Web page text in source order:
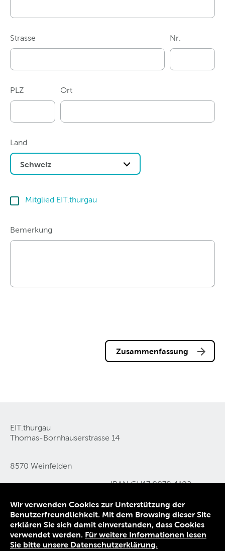
Strasse Nr.
PLZ Ort
Land
Schweiz
Mitglied EIT.thurgau
Bemerkung
Zusammenfassung
EIT.thurgau
Thomas-Bornhauserstrasse 14
8570 Weinfelden
IBAN CH17 0078 4102
E-Mailinfo@eit-thurgau
Kontakt
Datenschutz
Impressum
Wir verwenden Cookies zur Unterstützung der
Benutzerfreundlichkeit. Mit dem Browsing dieser Site
erklären Sie sich damit einverstanden, dass Cookies
verwendet werden. Für weitere Informationen lesen
Sie bitte unsere Datenschutzerklärung.